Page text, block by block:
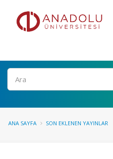
Ara
ANA SAYFA SON EKLENEN YAYINLAR